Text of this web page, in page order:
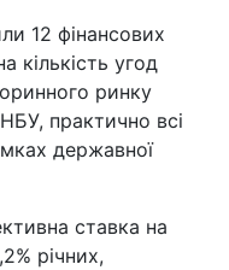
12 фінансових
кількість угод
ринку
практично всі
державної
ставка на
річних,